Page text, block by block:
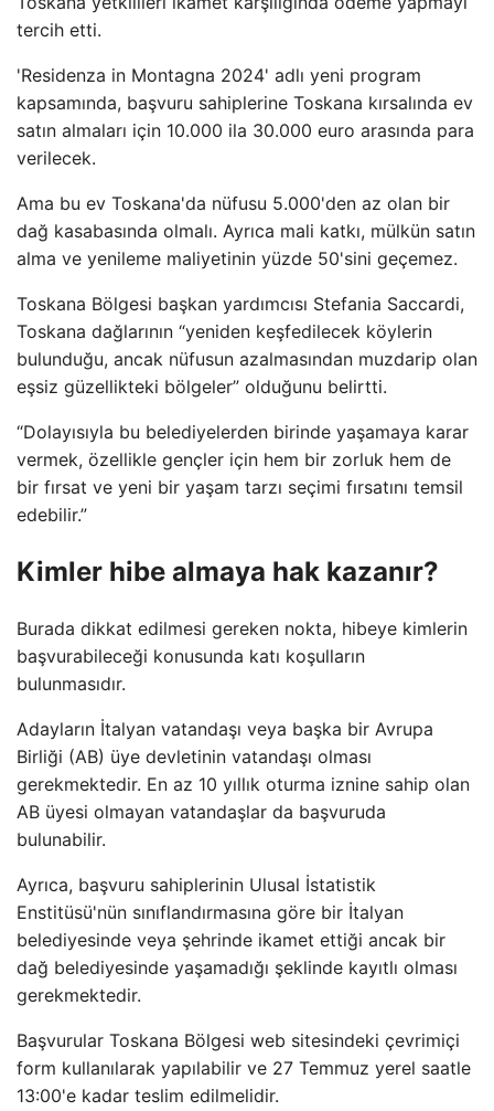
tercih etti.
'Residenza in Montagna 2024' adlı yeni program
kapsamında, başvuru sahiplerine Toskana kırsalında ev
satın almaları için 10.000 ila 30.000 euro arasında para
verilecek.
Ama bu ev Toskana'da nüfusu 5.000'den az olan bir
dağ kasabasında olmalı. Ayrıca mali katkı, mülkün satın
alma ve yenileme maliyetinin yüzde 50'sini geçemez.
Toskana Bölgesi başkan yardımcısı Stefania Saccardi,
Toskana dağlarının “yeniden keşfedilecek köylerin
bulunduğu, ancak nüfusun azalmasından muzdarip olan
eşsiz güzellikteki bölgeler” olduğunu belirtti.
“Dolayısıyla bu belediyelerden birinde yaşamaya karar
vermek, özellikle gençler için hem bir zorluk hem de
bir fırsat ve yeni bir yaşam tarzı seçimi fırsatını temsil
edebilir.”
Kimler hibe almaya hak kazanır?
Burada dikkat edilmesi gereken nokta, hibeye kimlerin
başvurabileceği konusunda katı koşulların
bulunmasıdır.
Adayların İtalyan vatandaşı veya başka bir Avrupa
Birliği (AB) üye devletinin vatandaşı olması
gerekmektedir. En az 10 yıllık oturma iznine sahip olan
AB üyesi olmayan vatandaşlar da başvuruda
bulunabilir.
Ayrıca, başvuru sahiplerinin Ulusal İstatistik
Enstitüsü'nün sınıflandırmasına göre bir İtalyan
belediyesinde veya şehrinde ikamet ettiği ancak bir
dağ belediyesinde yaşamadığı şeklinde kayıtlı olması
gerekmektedir.
Başvurular Toskana Bölgesi web sitesindeki çevrimiçi
form kullanılarak yapılabilir ve 27 Temmuz yerel saatle
13:00'e kadar teslim edilmelidir.